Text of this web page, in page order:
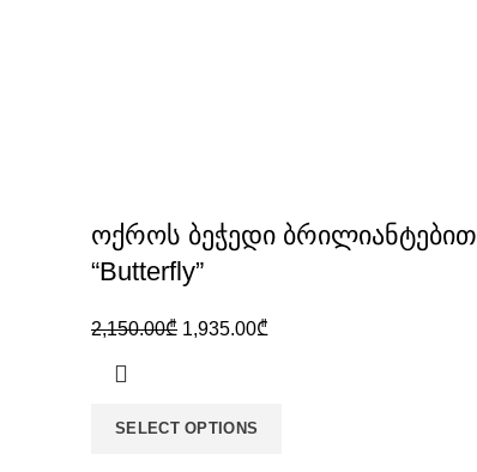
ოქროს ბეჭედი ბრილიანტებით
“Butterfly”
2,150.00₾ 1,935.00₾
SELECT OPTIONS